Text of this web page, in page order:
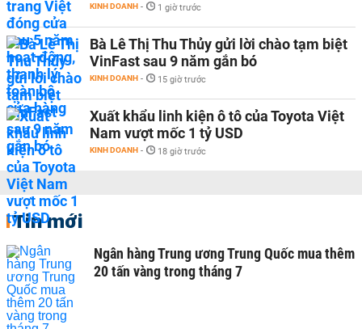
KINH DOANH - 1 giờ trước
Bà Lê Thị Thu Thủy gửi lời chào tạm biệt
VinFast sau 9 năm gắn bó
KINH DOANH - 15 giờ trước
Xuất khẩu linh kiện ô tô của Toyota Việt
Nam vượt mốc 1 tỷ USD
KINH DOANH - 18 giờ trước
Tin mới
Ngân hàng Trung ương Trung Quốc mua thêm
20 tấn vàng trong tháng 7